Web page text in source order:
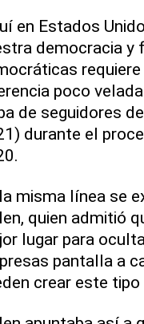
en Estados
democracia
poco
de seguidores
durante el
misma línea se
quien admitió
lugar para
pantalla a
crear este